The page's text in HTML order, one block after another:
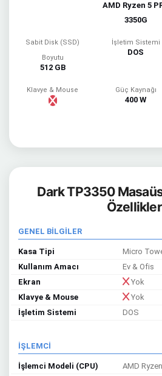
AMD Ryzen 5
3350G
Sabit Disk (SSD)
Boyutu
512 GB
İşletim Sistemi
DOS
Klavye & Mouse Güç Kaynağı
400 W
Dark TP3350
GENEL BİLGİLER
Kasa Tipi
Micro
Kullanım Amacı
Ev & Ofis
Ekran
Yok
Klavye & Mouse
Yok
İşletim Sistemi
DOS
İŞLEMCİ
İşlemci Modeli (CPU)
AMD